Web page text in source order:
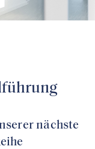
nächste